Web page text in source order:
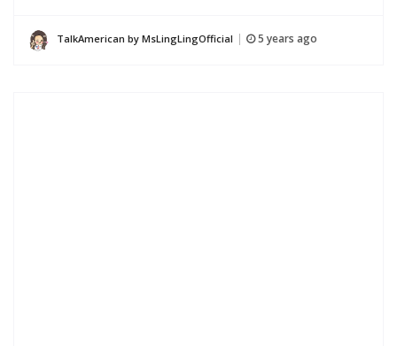
TalkAmerican by MsLingLingOfficial 5 years ago